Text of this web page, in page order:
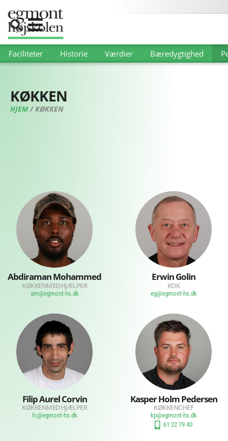
Faciliteter Historie Værdier Bæredygtighed
KØKKEN
HJEM/KØKKEN
Abdiraman Mohammed
KØKKENMEDHJÆLPER
am@egmont-hs.dk
Erwin Golin
KOK
eg@egmont-hs.dk
Filip Aurel Corvin
KØKKENMEDHJÆLPER
fc@egmont-hs.dk
Kasper Holm Pedersen
KØKKENCHEF
kp@egmont-hs.dk
61 22 79 40